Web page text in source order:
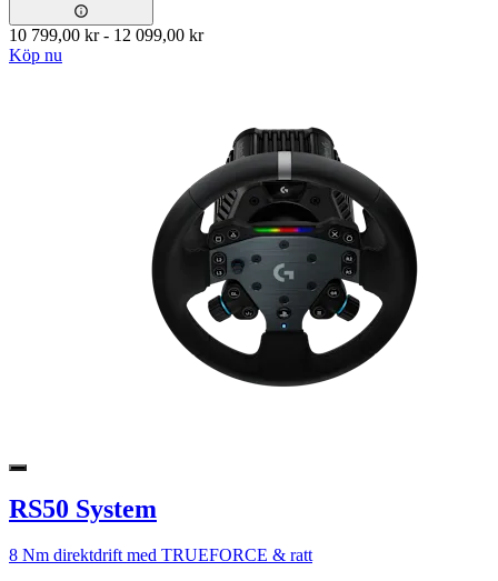
10 799,00 kr- 12 099,00 kr
Köp nu
RS50 System
8 Nm direktdrift med TRUEFORCE & ratt